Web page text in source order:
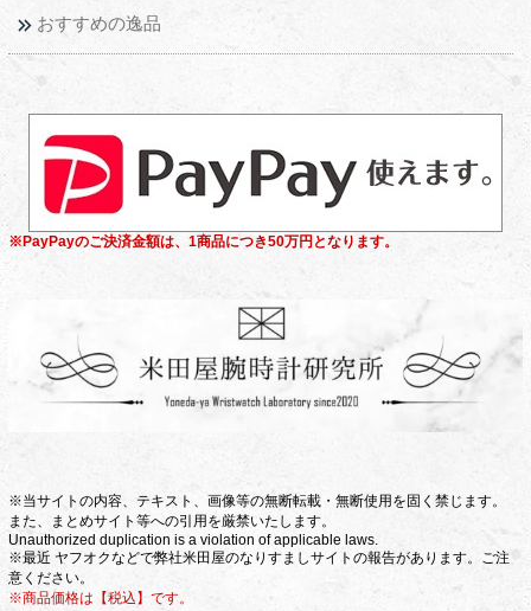
おすすめの逸品
※PayPayのご決済金額は、1商品につき50万円となります。
※当サイトの内容、テキスト、画像等の無断転載・無断使用を固く禁じます。
また、まとめサイト等への引用を厳禁いたします。
Unauthorized duplication is a violation of applicable laws.
※最近 ヤフオクなどで弊社米田屋のなりすましサイトの報告があります。ご注
意ください。
※商品価格は【税込】です。